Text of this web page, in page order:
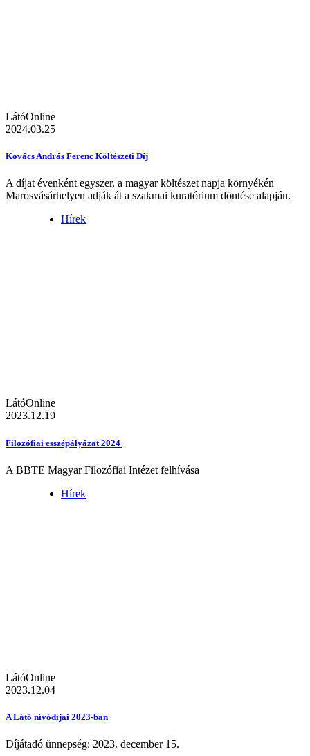
LátóOnline
2024.03.25
Kovács András Ferenc Költészeti Díj
A díjat évenként egyszer, a magyar költészet napja környékén
Marosvásárhelyen adják át a szakmai kuratórium döntése alapján.
Hírek
LátóOnline
2023.12.19
Filozófiai esszépályázat 2024
A BBTE Magyar Filozófiai Intézet felhívása
Hírek
LátóOnline
2023.12.04
A Látó nívódíjai 2023-ban
Díjátadó ünnepség: 2023. december 15.